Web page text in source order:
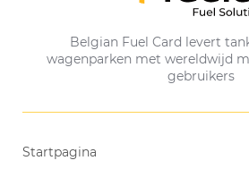
Belgian Fuel Card levert
wagenparken met wereldwijd
gebruikers
Startpagina